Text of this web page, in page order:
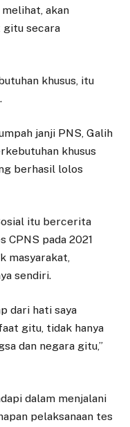
akan
gitu secara
khusus, itu
janji PNS, Galih
khusus
berhasil lolos
itu bercerita
CPNS pada 2021
masyarakat,
sendiri.
dari hati saya
gitu, tidak hanya
dan negara gitu,”
dalam menjalani
pelaksanaan tes